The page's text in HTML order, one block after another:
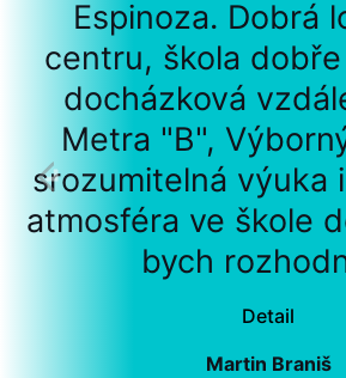
Espinoza. Dobrá
centru, škola
docházková
Metra "B",
srozumitelná výuka
atmosféra ve škole
bych
Detail
Martin Braniš